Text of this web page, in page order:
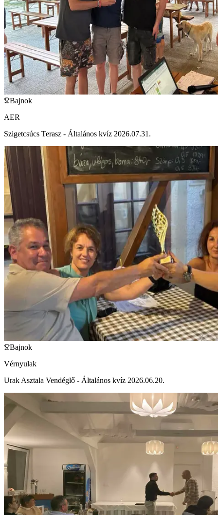
Bajnok
AER
Szigetcsúcs Terasz - Általános kvíz 2026.07.31.
Bajnok
Vérnyulak
Urak Asztala Vendéglő - Általános kvíz 2026.06.20.